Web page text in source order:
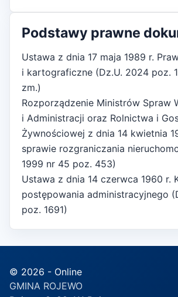
Podstawy prawne
Ustawa z dnia 17 maja 1989 r.
i kartograficzne (Dz.U. 2024 poz.
zm.)
Rozporządzenie Ministrów Spraw
i Administracji oraz Rolnictwa i
Żywnościowej z dnia 14 kwietnia
sprawie rozgraniczania
1999 nr 45 poz. 453)
Ustawa z dnia 14 czerwca 1960 r.
postępowania administracyjnego
poz. 1691)
© 2026 - Online
GMINA ROJEWO